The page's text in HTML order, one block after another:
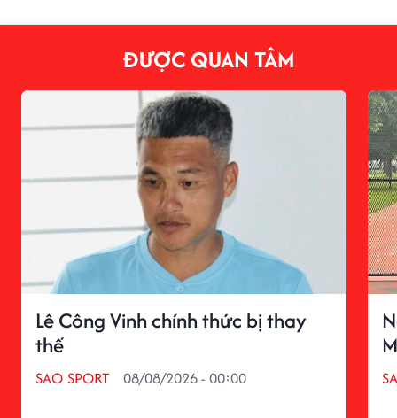
ĐƯỢC QUAN TÂM
Lê Công Vinh chính thức bị thay
thế
SAO SPORT 08/08/2026 - 00:00